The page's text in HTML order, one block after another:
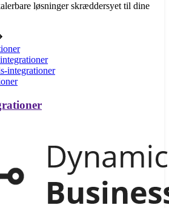
løsninger skræddersyet til dine
integrationer